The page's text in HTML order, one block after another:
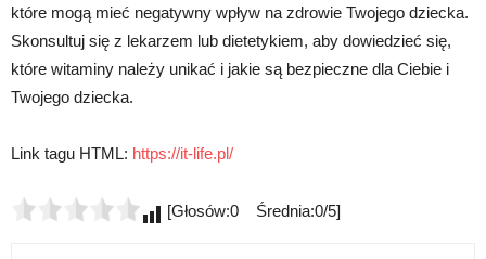
które mogą mieć negatywny wpływ na zdrowie Twojego dziecka.
Skonsultuj się z lekarzem lub dietetykiem, aby dowiedzieć się,
które witaminy należy unikać i jakie są bezpieczne dla Ciebie i
Twojego dziecka.
Link tagu HTML: https://it-life.pl/
[Głosów:0 Średnia:0/5]